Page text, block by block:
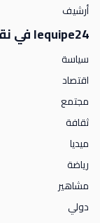
أرشيف
lequipe24 في نقرة واحدة
سياسة
اقتصاد
مجتمع
ثقافة
ميديا
رياضة
مشاهير
دولي